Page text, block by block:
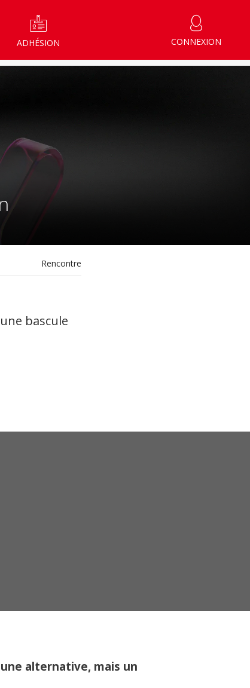
ADHÉSION CONNEXION
Rencontre
bascule
alternative, mais un